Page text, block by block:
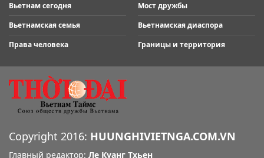
Вьетнам сегодня
Мост дружбы
Вьетнамская семья
Вьетнамская диаспора
Права человека
Границы и территория
Copyright 2016: HUUNGHIVIETNGA.COM.VN
Главный редактор: Ле Куанг Тхьен